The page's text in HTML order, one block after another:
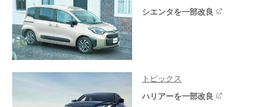
シエンタを一部改良
トピックス
ハリアーを一部改良